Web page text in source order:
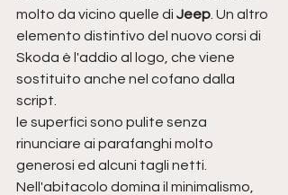
molto da vicino quelle di Jeep . Un altro
elemento distintivo del nuovo corsi di
Skoda è l'addio al logo, che viene
sostituito anche nel cofano dalla
script.
le superfici sono pulite senza
rinunciare ai parafanghi molto
generosi ed alcuni tagli netti.
Nell'abitacolo domina il minimalismo,